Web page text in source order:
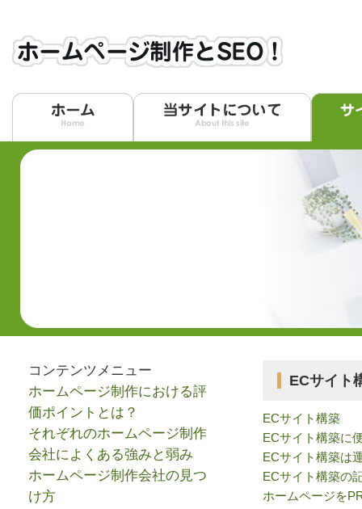
ECサイト
ECサイト構築
ECサイト構築に
ECサイト構築は
ECサイト構築の
ホームページを
コンテンツメニュー
ホームページ制作における評
価ポイントとは？
それぞれのホームページ制作
会社によくある強みと弱み
ホームページ制作会社の見つ
け方